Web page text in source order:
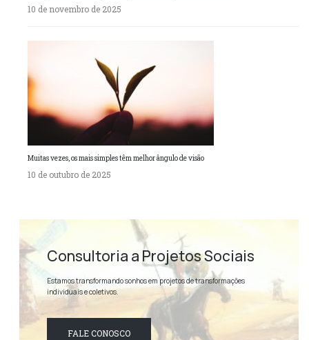
10 de novembro de 2025
Muitas vezes, os mais simples têm melhor ângulo de visão
10 de outubro de 2025
Consultoria a Projetos Sociais
Estamos transformando sonhos em projetos de transformações
individuais e coletivos.
FALE CONOSCO